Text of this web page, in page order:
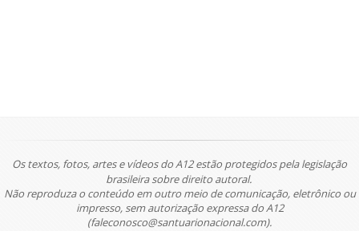
Os textos, fotos, artes e vídeos do A12 estão protegidos pela legislação
brasileira sobre direito autoral.
Não reproduza o conteúdo em outro meio de comunicação, eletrônico ou
impresso, sem autorização expressa do A12
(faleconosco@santuarionacional.com).